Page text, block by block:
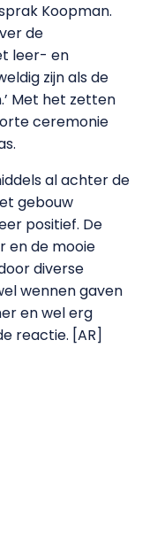
Koopman.
de
leer- en
zijn als de
Met het zetten
ceremonie
al achter de
gebouw
positief. De
en de mooie
diverse
wennen gaven
en wel erg
reactie. [AR]